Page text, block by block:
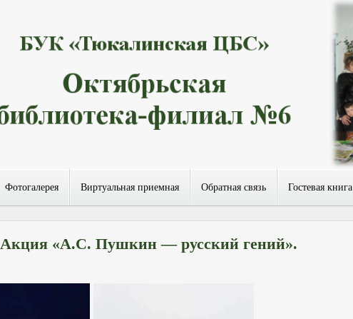
Фотогалерея Виртуальная приемная Обратная связь Гостевая книга
Акция «А.С. Пушкин — русский гений».